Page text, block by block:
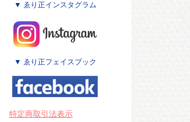
▼ ゑり正インスタグラム
▼ ゑり正フェイスブック
特定商取引法表示